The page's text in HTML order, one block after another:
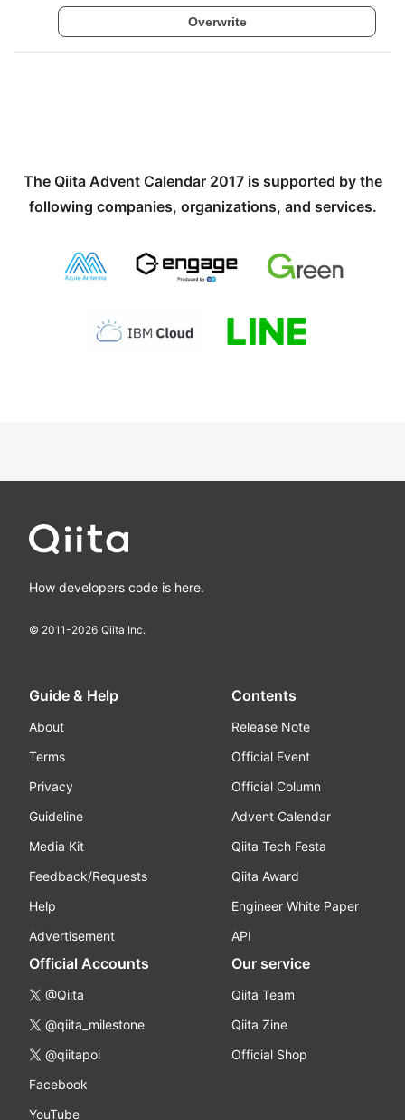
Overwrite
The Qiita Advent Calendar 2017 is supported by the
following companies, organizations, and services.
How developers code is here.
© 2011-2026 Qiita Inc.
Guide & Help
About
Terms
Privacy
Guideline
Media Kit
Feedback/Requests
Help
Advertisement
Contents
Release Note
Official Event
Official Column
Advent Calendar
Qiita Tech Festa
Qiita Award
Engineer White Paper
API
Official Accounts
@Qiita
@qiita_milestone
@qiitapoi
Facebook
YouTube
Our service
Qiita Team
Qiita Zine
Official Shop